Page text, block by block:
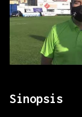
Sinopsis